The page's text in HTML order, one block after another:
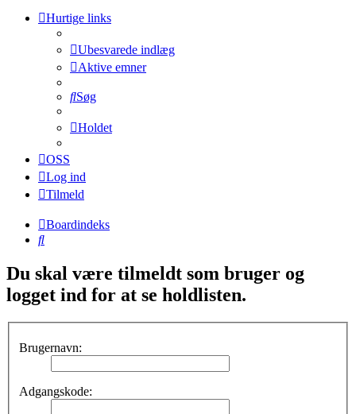
Hurtige links
Ubesvarede indlæg
Aktive emner
Søg
Holdet
OSS
Log ind
Tilmeld
Boardindeks
Søg
Du skal være tilmeldt som bruger og
logget ind for at se holdlisten.
Brugernavn:
Adgangskode: